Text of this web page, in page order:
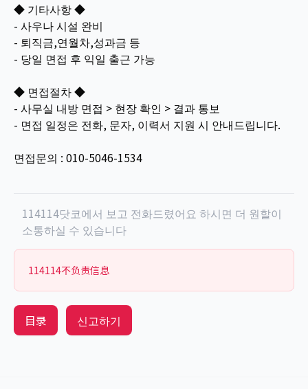
◆ 기타사항 ◆
- 사우나 시설 완비
- 퇴직금,연월차,성과금 등
- 당일 면접 후 익일 출근 가능
◆ 면접절차 ◆
- 사무실 내방 면접 > 현장 확인 > 결과 통보
- 면접 일정은 전화, 문자, 이력서 지원 시 안내드립니다.
면접문의 : 010-5046-1534
114114닷코에서 보고 전화드렸어요 하시면 더 원할이
소통하실 수 있습니다
114114不负责信息
目录 신고하기